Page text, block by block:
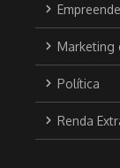
Marketing
Política
Renda